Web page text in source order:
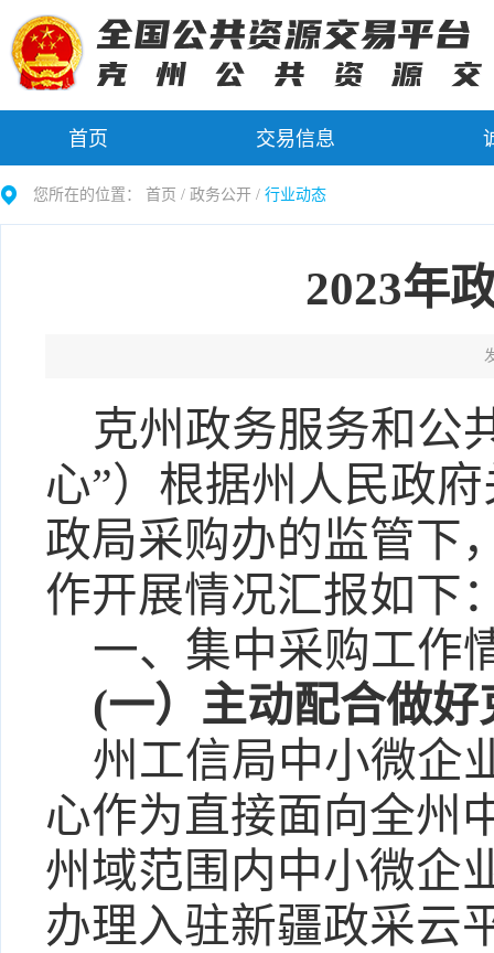
首页 交易信息
您所在的位置： 首页 / 政务公开 / 行业动态
2023年
克州政务服务和公
心”）根据州人民政
政局采购办的监管下
作开展情况汇报如下
一、集中采购工作
(一）主动配合做
州工信局中小微企
心作为直接面向全州
州域范围内中小微企
办理入驻新疆政采云